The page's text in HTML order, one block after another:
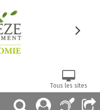
Tous les sites